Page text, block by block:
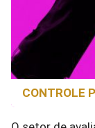
CONTROLE